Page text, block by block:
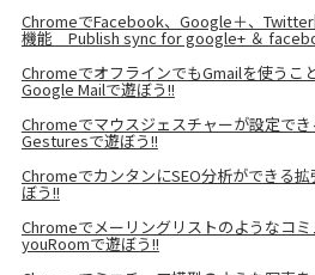
ChromeでFacebook、Google＋、
機能 Publish sync for google+ ＆
ChromeでオフラインでもGmailを使う
Google Mailで遊ぼう!!
Chromeでマウスジェスチャーが設定で
Gesturesで遊ぼう!!
ChromeでカンタンにSEO分析ができる
ぼう!!
Chromeでメーリングリストのようなコ
youRoomで遊ぼう!!